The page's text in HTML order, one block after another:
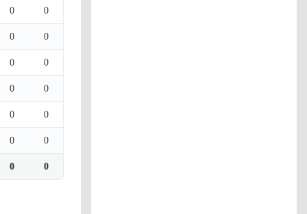
0 0
0 0
0 0
0 0
0 0
0 0
0 0